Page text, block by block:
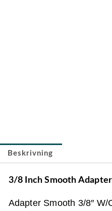
Beskrivning
3/8 Inch Smooth Adapter
Adapter Smooth 3/8″